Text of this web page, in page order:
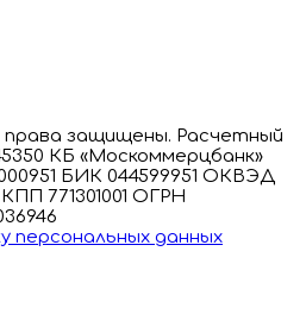
права защищены. Расчетный
КБ «Москоммерцбанк»
БИК 044599951 ОКВЭД
771301001 ОГРН
персональных данных